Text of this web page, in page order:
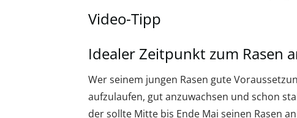
Video-Tipp
Idealer Zeitpunkt zum Rasen
Wer seinem jungen Rasen gute
aufzulaufen, gut anzuwachsen und schon
der sollte Mitte bis Ende Mai seinen Rasen